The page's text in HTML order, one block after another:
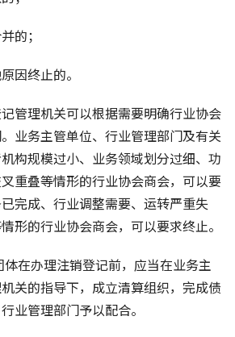
的；
因终止的。
管理机关可以根据需要明确行业协会
业务主管单位、行业管理部门及有关
构规模过小、业务领域划分过细、功
重叠等情形的行业协会商会，可以要
完成、行业调整需要、运转严重失
形的行业协会商会，可以要求终止。
体在办理注销登记前，应当在业务主
关的指导下，成立清算组织，完成债
业管理部门予以配合。